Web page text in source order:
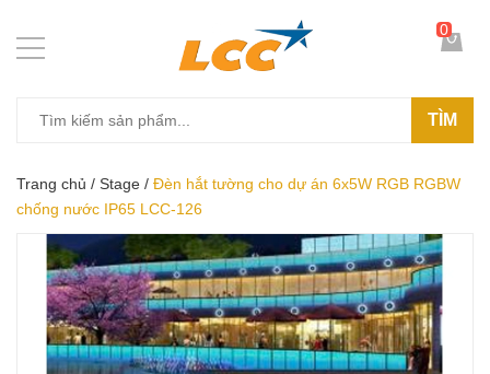
TÌM
0
Trang chủ / Stage / Đèn hắt tường cho dự án 6x5W RGB RGBW
chống nước IP65 LCC-126